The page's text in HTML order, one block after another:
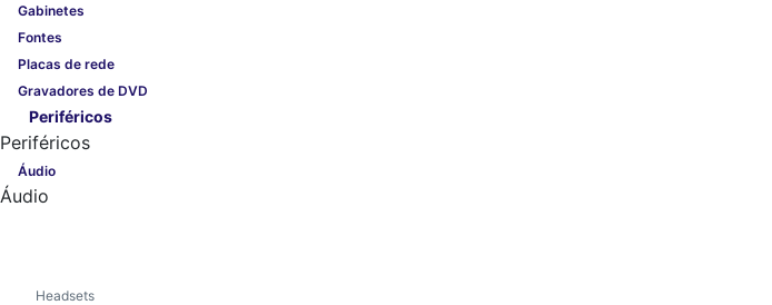
Gabinetes
Fontes
Placas de rede
Gravadores de DVD
Periféricos
Periféricos
Áudio
Áudio
Headsets